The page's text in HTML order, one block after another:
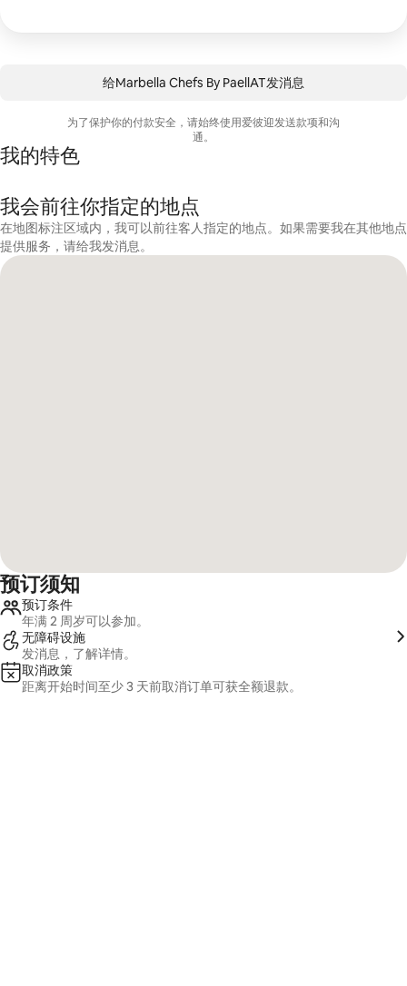
给Marbella Chefs By PaellAT发消息
为了保护你的付款安全，请始终使用爱彼迎发送款项和沟
通。
我的特色
我会前往你指定的地点
在地图标注区域内，我可以前往客人指定的地点。如果需要我在其他地点
提供服务，请给我发消息。
预订须知
预订条件
年满 2 周岁可以参加。
无障碍设施
发消息，了解详情。
取消政策
距离开始时间至少 3 天前取消订单可获全额退款。